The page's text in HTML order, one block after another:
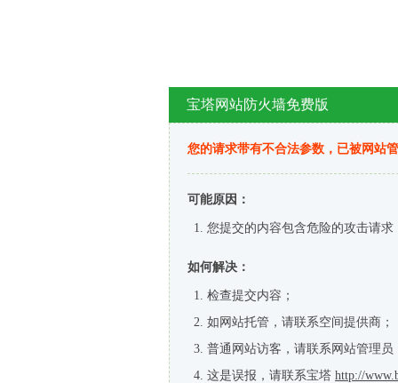
宝塔网站防火墙免费版
您的请求带有不合法参数，已被网站
可能原因：
您提交的内容包含危险的攻击请求
如何解决：
检查提交内容；
如网站托管，请联系空间提供商；
普通网站访客，请联系网站管理员
这是误报，请联系宝塔 http://